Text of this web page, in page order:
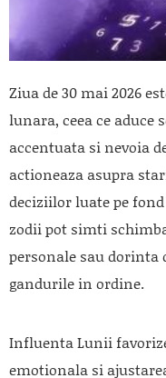
Ziua de 30 mai 2026
lunara, ceea ce
accentuata si nevoia
actioneaza asupra
deciziilor luate pe
zodii pot simti
personale sau dorinta
gandurile in ordine.
Influenta Lunii
emotionala si